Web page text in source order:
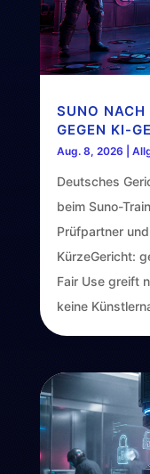
SUNO NACH
EGEN KI-
Aug. 8, 2026
Deutsches
beim Suno-
Prüfpartner
KürzeGericht:
Fair Use greift
keine